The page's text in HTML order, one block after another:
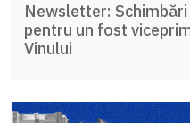
Newsletter:
pentru un fost
Vinului